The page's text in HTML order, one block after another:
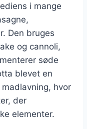
i mange
Den bruges
og cannoli,
søde
blevet en
hvor
der
elementer.